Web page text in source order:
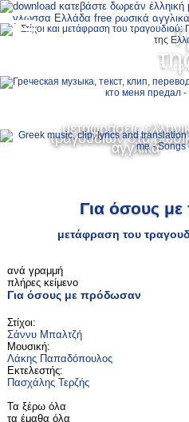
μεταφράσεις
τραγουδιών στα
αγγλικά
MENU
Για όσους
μετάφραση του
ανά γραμμή
πλήρες κείμενο
Για όσους με πρόδωσαν
Στίχοι:
Σάννυ Μπαλτζή
Μουσική:
Λάκης Παπαδόπουλος
Εκτελεστής:
Πασχάλης Τερζής
Τα ξέρω όλα
τα έμαθα όλα